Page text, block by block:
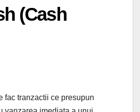
(Cash
fac tranzactii ce presupun